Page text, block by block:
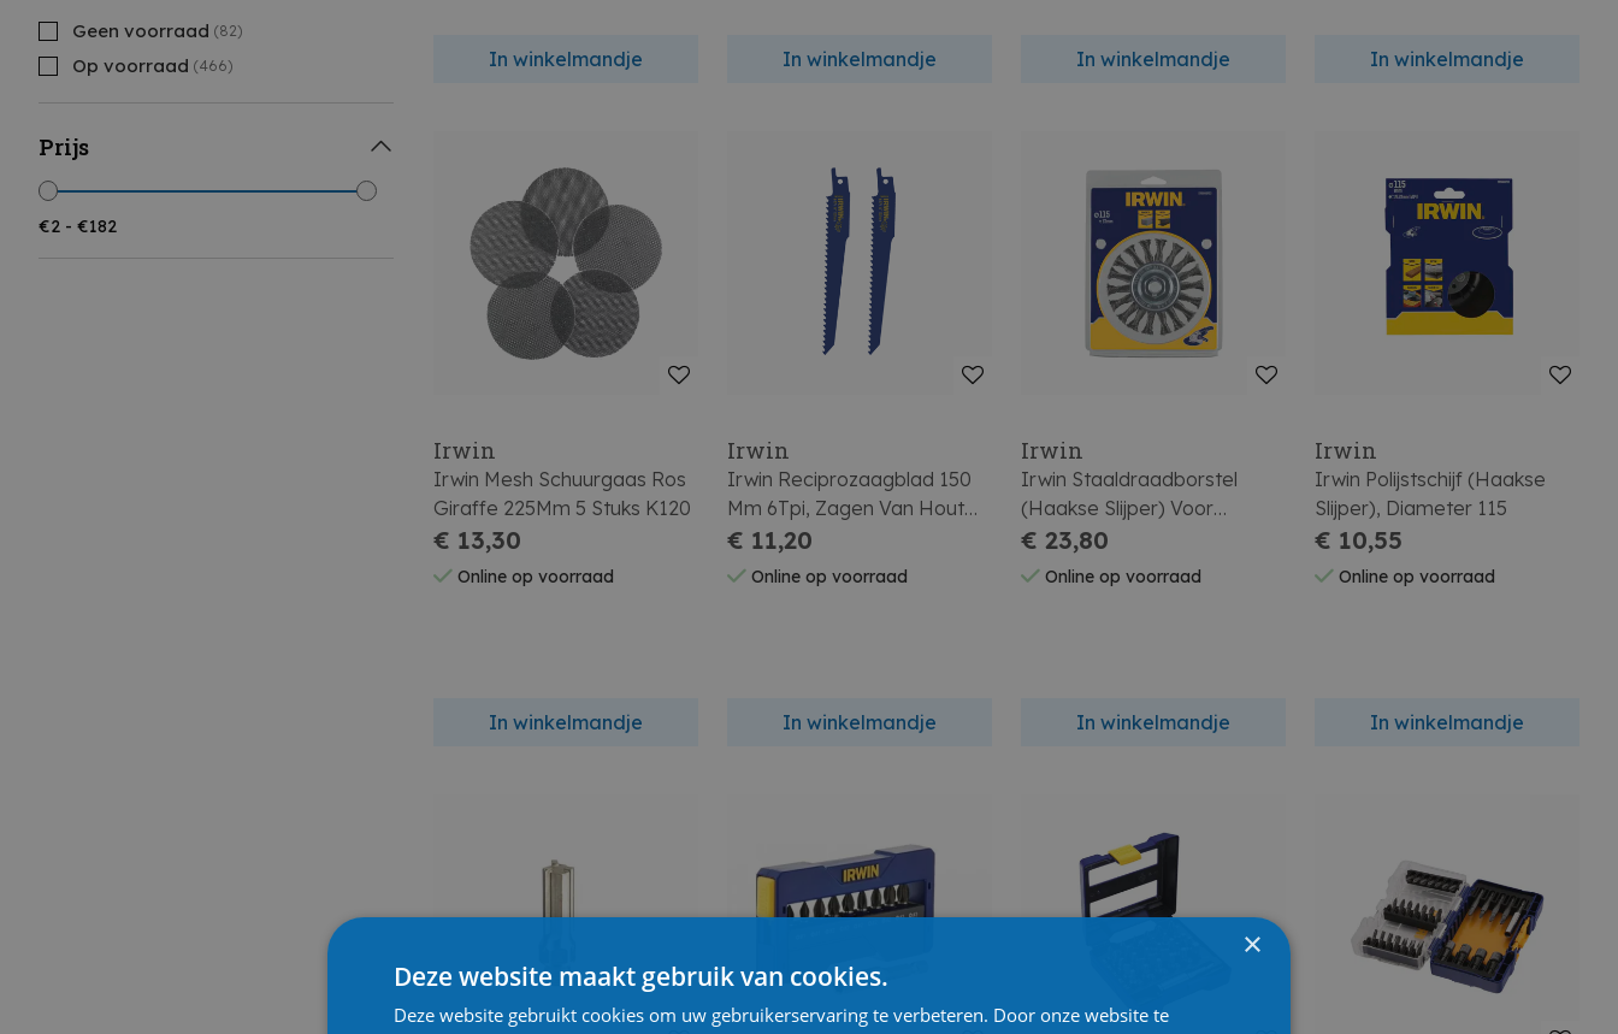
Geen voorraad (82)
Op voorraad (466)
Prijs
In winkelmandje In winkelmandje In winkelmandje In winkelmandje
Irwin
Irwin Mesh Schuurgaas Ros
Giraffe 225Mm 5 Stuks K120
€ 13,30
Online op voorraad
In winkelmandje
Irwin
Irwin Reciprozaagblad 150
Mm 6Tpi, Zagen Van Hout
Met Spijkers
€ 11,20
Online op voorraad
In winkelmandje
Irwin
Irwin Staaldraadborstel
(Haakse Slijper) Voor
Metaal, Diameter 115Mm.
€ 23,80
Online op voorraad
In winkelmandje
Irwin
Irwin Polijstschijf (Haakse
Slijper), Diameter 115
€ 10,55
Online op voorraad
In winkelmandje
×
Deze website maakt gebruik van cookies.
Deze website gebruikt cookies om uw gebruikerservaring te verbeteren. Door onze website te